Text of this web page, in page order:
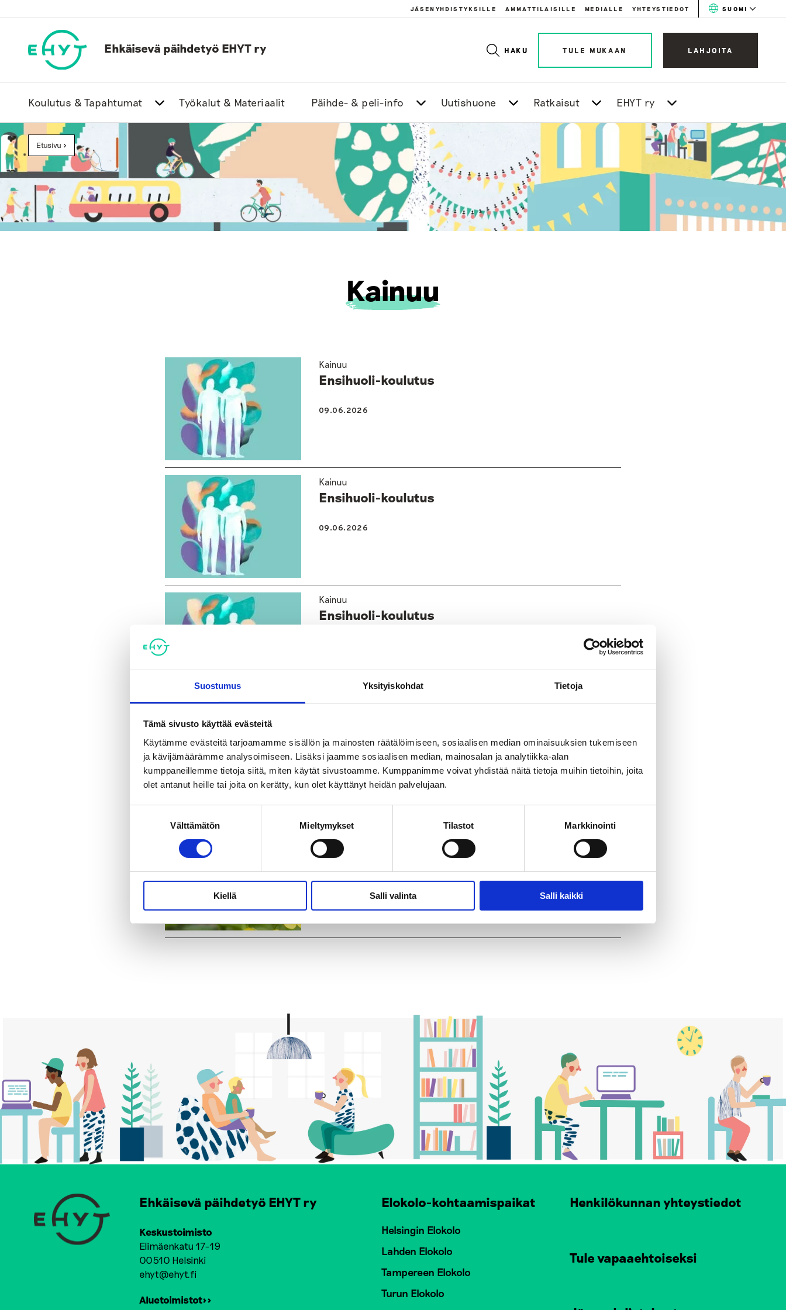
Suostumus Yksityiskohdat Tietoja
Tämä sivusto käyttää evästeitä
Käytämme evästeitä tarjoamamme sisällön ja mainosten räätälöimiseen, sosiaalisen median ominaisuuksien tukemiseen
ja kävijämäärämme analysoimiseen. Lisäksi jaamme sosiaalisen median, mainosalan ja analytiikka-alan
kumppaneillemme tietoja siitä, miten käytät sivustoamme. Kumppanimme voivat yhdistää näitä tietoja muihin tietoihin, joita
olet antanut heille tai joita on kerätty, kun olet käyttänyt heidän palvelujaan.
Välttämätön Mieltymykset Tilastot Markkinointi
Kiellä Salli valinta Salli kaikki
to
JÄSENYHDISTYKSILLE AMMATTILAISILLE MEDIALLE YHTEYSTIEDOT SUOMI
Ehkäisevä päihdetyö EHYT ry HAKU TULE MUKAAN LAHJOITA
Koulutus & Tapahtumat Työkalut & Materiaalit Päihde- & peli-info Uutishuone Ratkaisut EHYT ry
Etusivu >
Kainuu
Kainuu
Ensihuoli-koulutus
09.06.2026
Kainuu
Ensihuoli-koulutus
09.06.2026
Kainuu
Ensihuoli-koulutus
25.08.2025
Kainuu
Päihdeasiamiehen keskustelutilaisuus: Kohti
haasteita ja ratkaisuja
09.04.2025
Ehkäisevä päihdetyö EHYT ry
Keskustoimisto
Elimäenkatu 17-19
00510 Helsinki
ehyt@ehyt.fi
Aluetoimistot>>
Elokolo-kohtaamispaikat
Helsingin Elokolo
Lahden Elokolo
Tampereen Elokolo
Turun Elokolo
Henkilökunnan yhteystiedot
Tule vapaaehtoiseksi